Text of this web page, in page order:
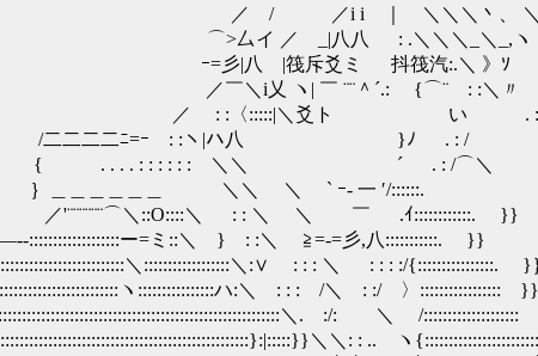
＼丶、 ＼ ＼ｿ
: .＼＼＼_＼_,ヽ
ミ 抖筏汽:.＼ 》ｿ
¨¨＾´.: {⌒¨ : :＼〃
:::::|＼爻ト い . :
ﾆ=ｰ : :ヽ|ハ八 }ﾉ . : /
: : : : : : ＼＼ ´ . : /⌒＼
＼＼ ＼ ` ｰ‐ 一 ′/::::::.
::О::::＼ : : ＼ ＼ ￣ .ｲ::::::::::::. }}
ー=ミ::＼ } : :＼ ≧=‐=彡,八:::::::::::. }}
＼::::::::::::::::::＼:∨ : : : ＼ : : : :/{::::::::::::::::. }
ヽ::::::::::::::::ハ:＼ : : : /＼ : :/ 〉::::::::::::::::: }}
＼. :/: ＼ /
＼＼: : .. ヽ